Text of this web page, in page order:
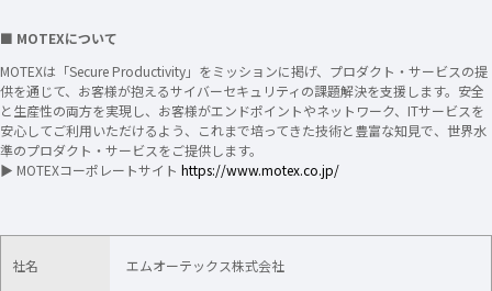
■ MOTEXについて
MOTEXは「Secure Productivity」をミッションに掲げ、プロダクト・サービスの提
供を通じて、お客様が抱えるサイバーセキュリティの課題解決を支援します。安全
と生産性の両方を実現し、お客様がエンドポイントやネットワーク、ITサービスを
安心してご利用いただけるよう、これまで培ってきた技術と豊富な知見で、世界水
準のプロダクト・サービスをご提供します。
▶ MOTEXコーポレートサイト https://www.motex.co.jp/
社名 エムオーテックス株式会社